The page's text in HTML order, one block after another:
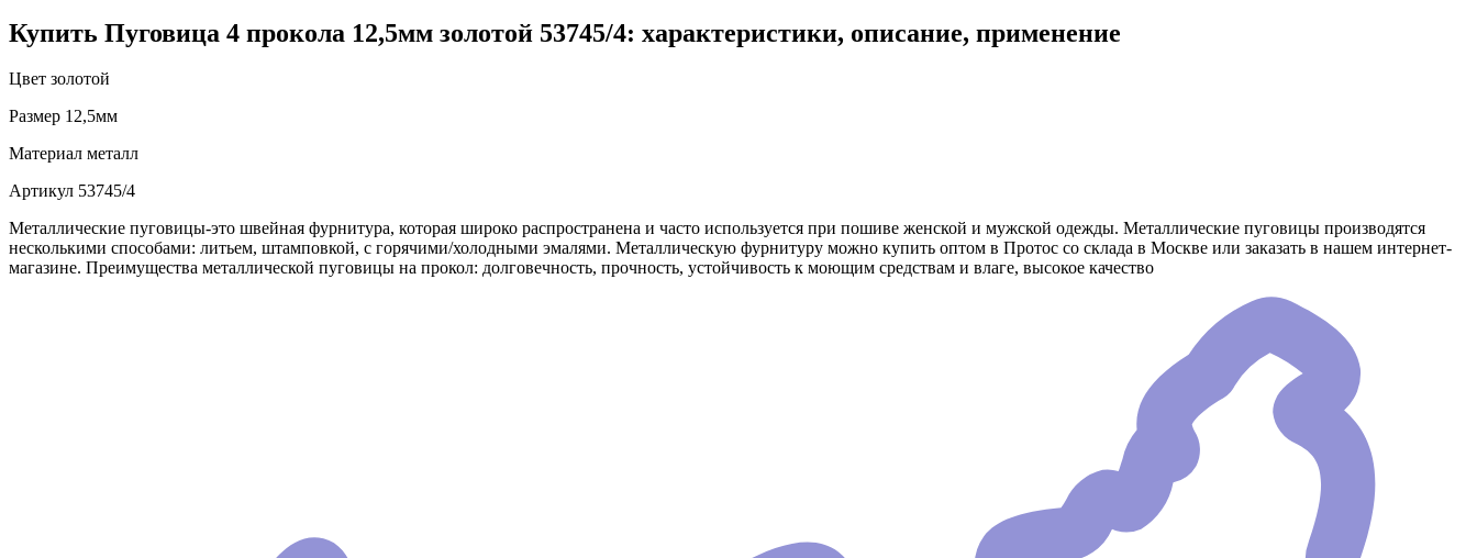
Купить Пуговица 4 прокола 12,5мм золотой 53745/4: характеристики, описание, применение
Цвет золотой
Размер 12,5мм
Материал металл
Артикул 53745/4
Металлические пуговицы-это швейная фурнитура, которая широко распространена и часто используется при пошиве женской и мужской одежды. Металлические пуговицы производятся
несколькими способами: литьем, штамповкой, с горячими/холодными эмалями. Металлическую фурнитуру можно купить оптом в Протос со склада в Москве или заказать в нашем интернет-
магазине. Преимущества металлической пуговицы на прокол: долговечность, прочность, устойчивость к моющим средствам и влаге, высокое качество